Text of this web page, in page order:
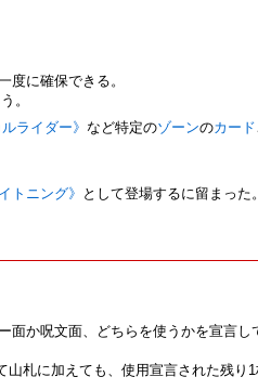
度に確保できる。
。
ライダー》 など特定のゾーンのカード
トニング》 として登場するに留まった。
か呪文面、どちらを使うかを宣言し
山札に加えても、使用宣言された残り